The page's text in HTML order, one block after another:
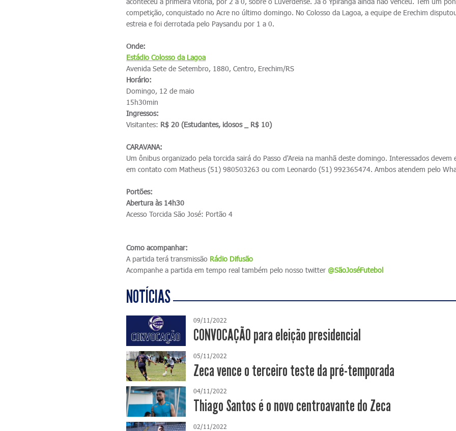
competição, conquistado no Acre no último domingo. No Colosso da Lagoa, a equipe de Erechim
estreia e foi derrotada pelo Paysandu por 1 a 0.
Onde:
Estádio Colosso da Lagoa
Avenida Sete de Setembro, 1880, Centro, Erechim/RS
Horário:
Domingo, 12 de maio
15h30min
Ingressos:
Visitantes: R$ 20 (Estudantes, idosos _ R$ 10)
CARAVANA:
Um ônibus organizado pela torcida sairá do Passo d'Areia na manhã deste domingo. Interessados devem
em contato com Matheus (51) 980503263 ou com Leonardo (51) 992365474. Ambos atendem pelo
Portões:
Abertura às 14h30
Acesso Torcida São José: Portão 4
Como acompanhar:
A partida terá transmissão Rádio Difusão
Acompanhe a partida em tempo real também pelo nosso twitter @SãoJoséFutebol
NOTÍCIAS
09/11/2022
CONVOCAÇÃO para eleição presidencial
05/11/2022
Zeca vence o terceiro teste da pré-temporada
04/11/2022
Thiago Santos é o novo centroavante do Zeca
02/11/2022